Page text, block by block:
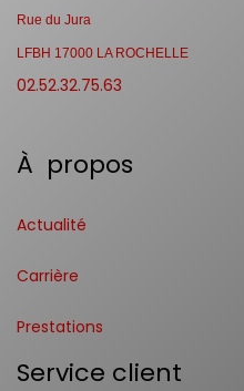
Rue du Jura
LFBH 17000 LA ROCHELLE
02.52.32.75.63
À propos
Actualité
Carrière
Prestations
Service client